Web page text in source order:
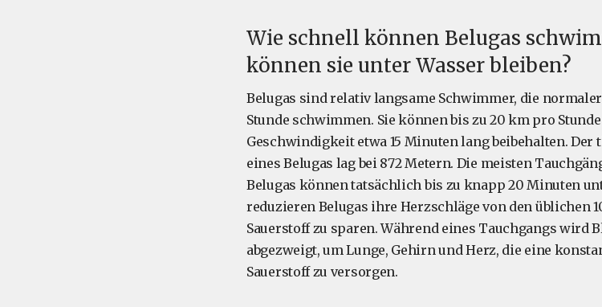
Wie schnell können Belugas
können sie unter Wasser bleiben?
Belugas sind relativ langsame Schwimmer, die
Stunde schwimmen. Sie können bis zu 20 km pro
Geschwindigkeit etwa 15 Minuten lang beibehalten. Der
eines Belugas lag bei 872 Metern. Die meisten
Belugas können tatsächlich bis zu knapp 20 Minuten
reduzieren Belugas ihre Herzschläge von den üblichen
Sauerstoff zu sparen. Während eines Tauchgangs wird
abgezweigt, um Lunge, Gehirn und Herz, die eine
Sauerstoff zu versorgen.